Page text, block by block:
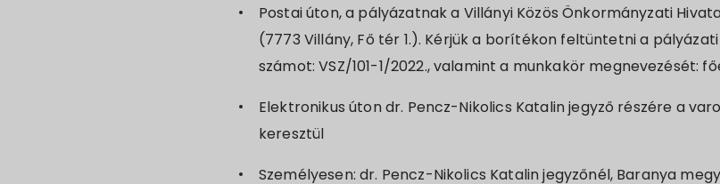
Postai úton, a pályázatnak a Villányi Közös Önkormányzati
(7773 Villány, Fő tér 1.). Kérjük a borítékon feltüntetni a
számot: VSZ/101-1/2022., valamint a munkakör megnevezését:
Elektronikus úton dr. Pencz-Nikolics Katalin jegyző részére a
keresztül
Személyesen: dr. Pencz-Nikolics Katalin jegyzőnél, Baranya